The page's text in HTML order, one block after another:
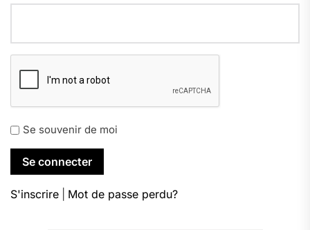
Se souvenir de moi
S'inscrire Mot de passe perdu?